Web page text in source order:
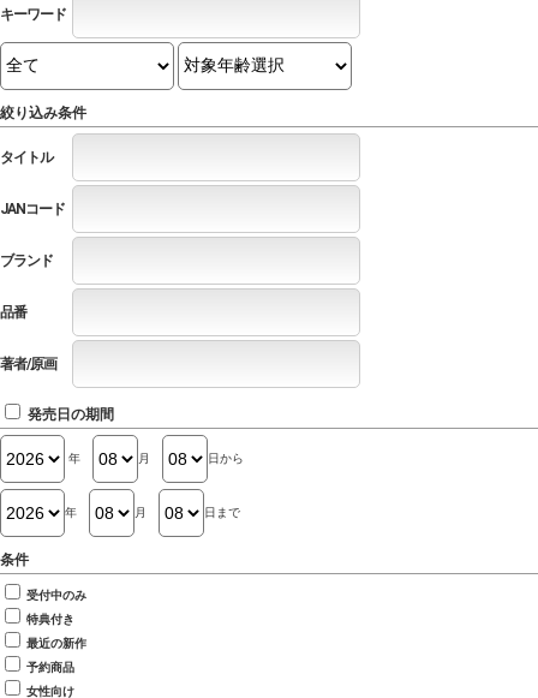
キーワード
絞り込み条件
タイトル
JANコード
ブランド
品番
著者/原画
発売日の期間
年 月 日から
年 月 日まで
条件
受付中のみ
特典付き
最近の新作
予約商品
女性向け